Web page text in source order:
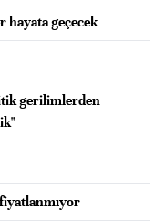
hayata geçecek
gerilimlerden